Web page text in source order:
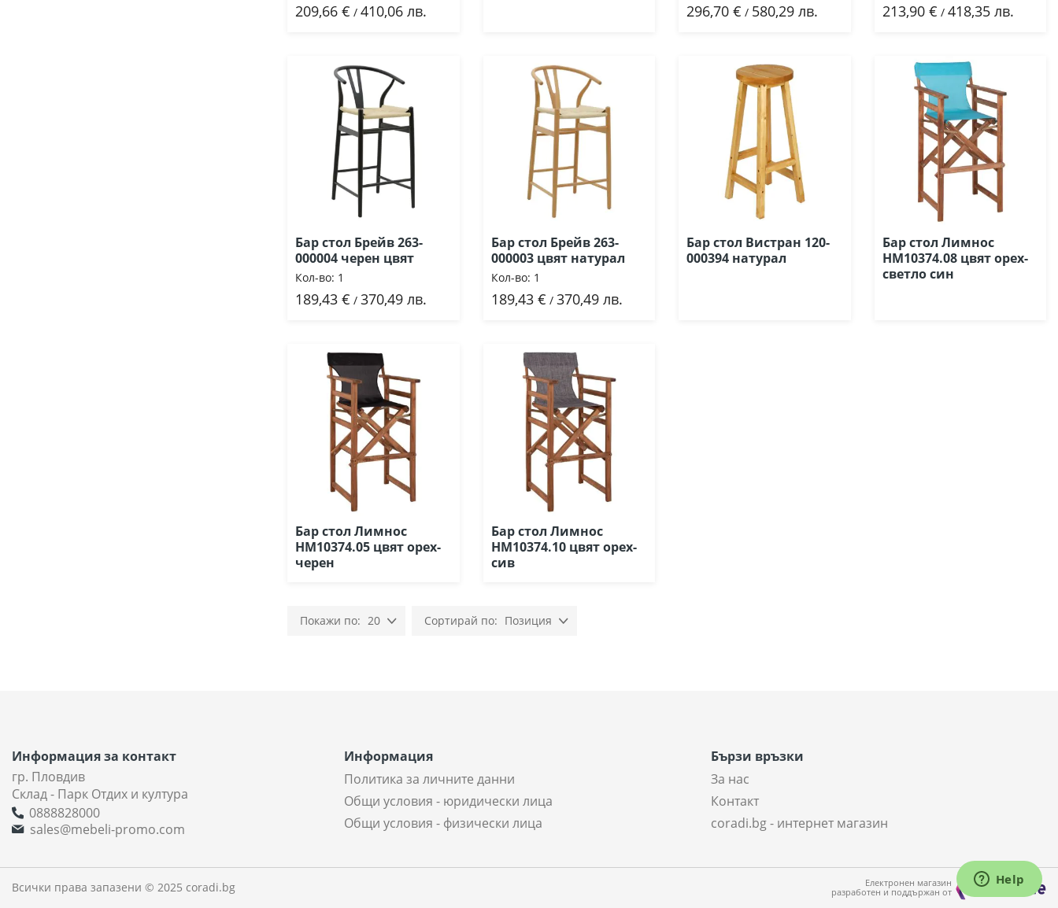
209,66 € / 410,06 лв.
Добави 296,70 € / 580,29 лв.
Добави 213,90 € / 418,35 лв.
Добави
Бар стол Брейв 263-
000004 черен цвят
Кол-во: 1
189,43 € / 370,49 лв.
Добави
Бар стол Брейв 263-
000003 цвят натурал
Кол-во: 1
189,43 € / 370,49 лв.
Добави
Бар стол Вистран 120-
000394 натурал
Бар стол Лимнос
HM10374.08 цвят орех-
светло син
Бар стол Лимнос
HM10374.05 цвят орех-
черен
Бар стол Лимнос
HM10374.10 цвят орех-
сив
20 Позиция
Информация за контакт
гр. Пловдив
Склад - Парк Отдих и култура
0888828000
sales@mebeli-promo.com
Информация
Политика за личните данни
Общи условия - юридически лица
Общи условия - физически лица
Бързи връзки
За нас
Контакт
coradi.bg - интернет магазин
Всички права запазени © 2025 coradi.bg
Електронен магазин
разработен и поддържан от